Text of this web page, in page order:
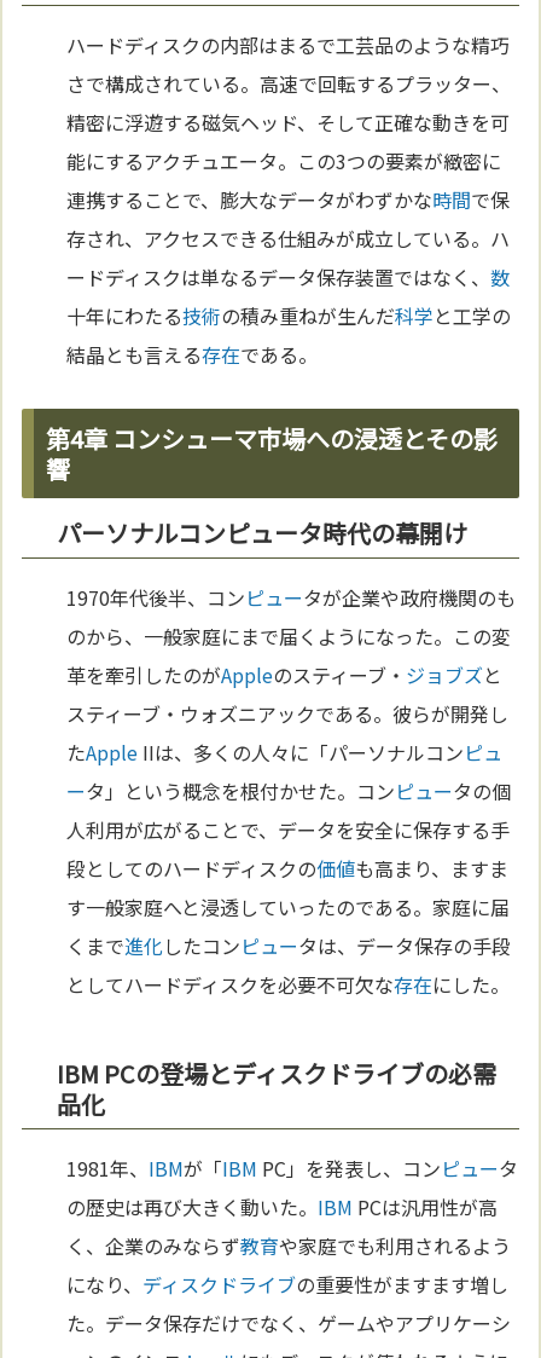
ハードディスクの内部はまるで工芸品のような精巧
さで構成されている。高速で回転するプラッター、
精密に浮遊する磁気ヘッド、そして正確な動きを可
能にするアクチュエータ。この3つの要素が緻密に
連携することで、膨大なデータがわずかな時間で保
存され、アクセスできる仕組みが成立している。ハ
ードディスクは単なるデータ保存装置ではなく、数
十年にわたる技術の積み重ねが生んだ科学と工学の
結晶とも言える存在である。
第4章 コンシューマ市場への浸透とその影
響
パーソナルコンピュータ時代の幕開け
1970年代後半、コンピュータが企業や政府機関のも
のから、一般家庭にまで届くようになった。この変
革を牽引したのがAppleのスティーブ・ ジョブズと
スティーブ・ウォズニアックである。彼らが開発し
たApple IIは、多くの人々に「パーソナルコンピュ
ータ」という概念を根付かせた。コンピュータの個
人利用が広がることで、データを安全に保存する手
段としてのハードディスクの価値も高まり、ますま
す一般家庭へと浸透していったのである。家庭に届
くまで進化したコンピュータは、データ保存の手段
としてハードディスクを必要不可欠な存在にした。
IBM PCの登場とディスクドライブの必需
品化
1981年、 IBMが「IBM PC」を発表し、コンピュータ
の歴史は再び大きく動いた。 IBM PCは汎用性が高
く、企業のみならず教育や家庭でも利用されるよう
になり、 ディスクドライブの重要性がますます増し
た。データ保存だけでなく、ゲームやアプリケーシ